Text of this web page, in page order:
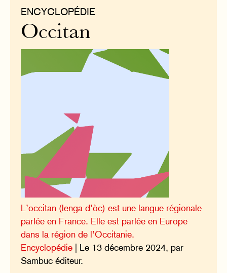
ENCYCLOPÉDIE
Occitan
L’occitan (lenga d’òc) est une langue régionale
parlée en France. Elle est parlée en Europe
dans la région de l’Occitanie.
Encyclopédie | Le 13 décembre 2024, par
Sambuc éditeur.